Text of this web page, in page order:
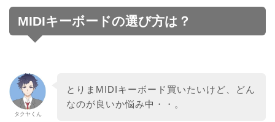
MIDIキーボードの選び方は？
タクヤくん
とりまMIDIキーボード買いたいけど、どん
なのが良いか悩み中・・。